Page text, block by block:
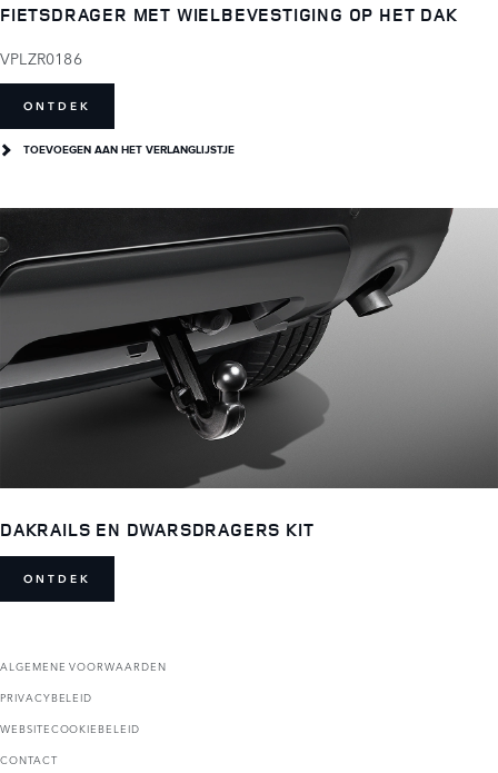
FIETSDRAGER MET WIELBEVESTIGING OP HET DAK
VPLZR0186
ONTDEK
TOEVOEGEN AAN HET VERLANGLIJSTJE
DAKRAILS EN DWARSDRAGERS KIT
ONTDEK
ALGEMENE VOORWAARDEN
PRIVACYBELEID
WEBSITECOOKIEBELEID
CONTACT